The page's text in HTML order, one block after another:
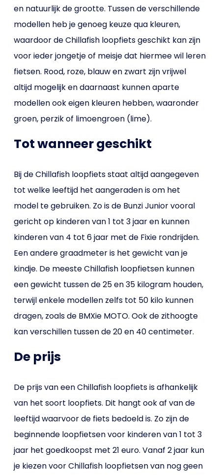
en natuurlijk de grootte. Tussen de verschillende
modellen heb je genoeg keuze qua kleuren,
waardoor de Chillafish loopfiets geschikt kan zijn
voor ieder jongetje of meisje dat hiermee wil leren
fietsen. Rood, roze, blauw en zwart zijn vrijwel
altijd mogelijk en daarnaast kunnen aparte
modellen ook eigen kleuren hebben, waaronder
groen, perzik of limoengroen (lime).
Tot wanneer geschikt
Bij de Chillafish loopfiets staat altijd aangegeven
tot welke leeftijd het aangeraden is om het
model te gebruiken. Zo is de Bunzi Junior vooral
gericht op kinderen van 1 tot 3 jaar en kunnen
kinderen van 4 tot 6 jaar met de Fixie rondrijden.
Een andere graadmeter is het gewicht van je
kindje. De meeste Chillafish loopfietsen kunnen
een gewicht tussen de 25 en 35 kilogram houden,
terwijl enkele modellen zelfs tot 50 kilo kunnen
dragen, zoals de BMXie MOTO. Ook de zithoogte
kan verschillen tussen de 20 en 40 centimeter.
De prijs
De prijs van een Chillafish loopfiets is afhankelijk
van het soort loopfiets. Dit hangt ook af van de
leeftijd waarvoor de fiets bedoeld is. Zo zijn de
beginnende loopfietsen voor kinderen van 1 tot 3
jaar het goedkoopst met 21 euro. Vanaf 2 jaar kun
je kiezen voor Chillafish loopfietsen van nog geen